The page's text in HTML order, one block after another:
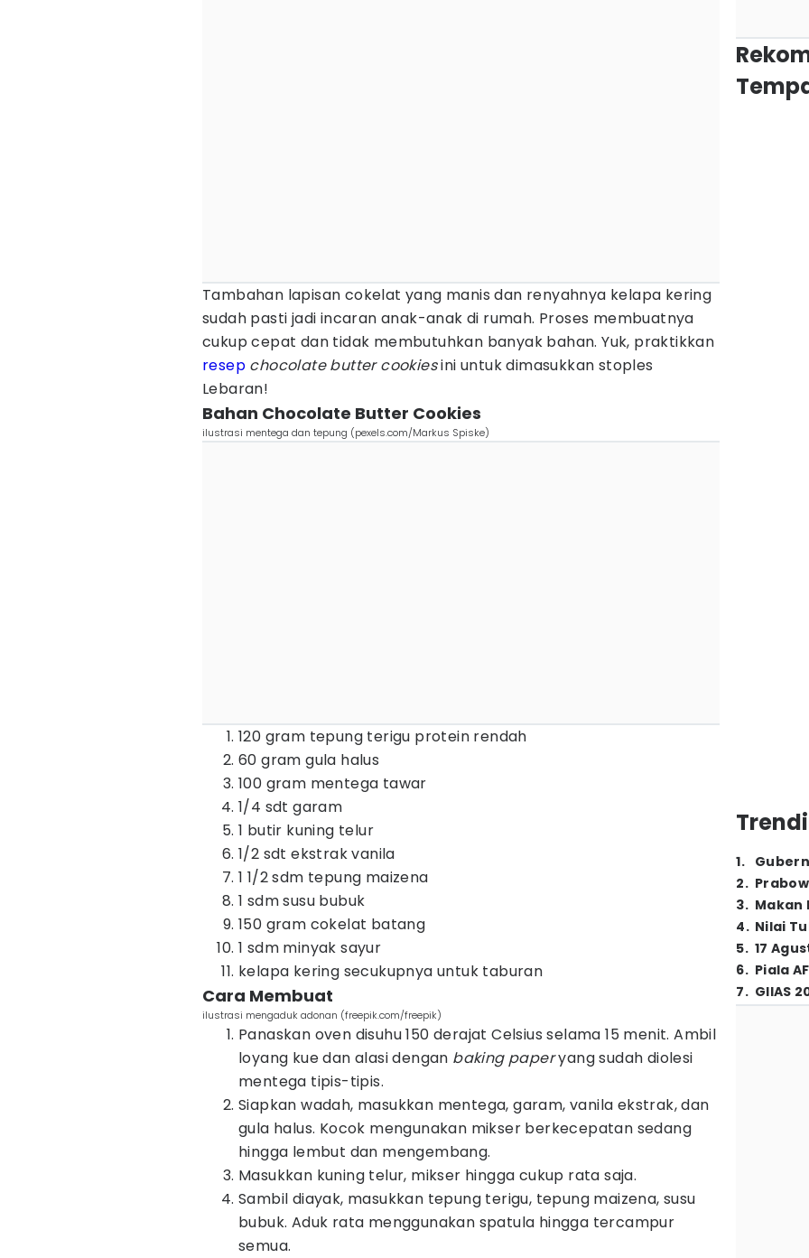
Tambahan lapisan cokelat yang manis dan renyahnya kelapa kering
sudah pasti jadi incaran anak-anak di rumah. Proses membuatnya
cukup cepat dan tidak membutuhkan banyak bahan. Yuk, praktikkan
resep chocolate butter cookiesini untuk dimasukkan stoples
Lebaran!
Bahan Chocolate Butter Cookies
ilustrasi mentega dan tepung (pexels.com/Markus Spiske)
120 gram tepung terigu protein rendah
60 gram gula halus
100 gram mentega tawar
1/4 sdt garam
1 butir kuning telur
1/2 sdt ekstrak vanila
1 1/2 sdm tepung maizena
1 sdm susu bubuk
150 gram cokelat batang
1 sdm minyak sayur
kelapa kering secukupnya untuk taburan
Cara Membuat
ilustrasi mengaduk adonan (freepik.com/freepik)
Panaskan oven disuhu 150 derajat Celsius selama 15 menit. Ambil
loyang kue dan alasi dengan baking paperyang sudah diolesi
mentega tipis-tipis.
Siapkan wadah, masukkan mentega, garam, vanila ekstrak, dan
gula halus. Kocok mengunakan mikser berkecepatan sedang
hingga lembut dan mengembang.
Masukkan kuning telur, mikser hingga cukup rata saja.
Sambil diayak, masukkan tepung terigu, tepung maizena, susu
bubuk. Aduk rata menggunakan spatula hingga tercampur
semua.
1.
2.
3. Makan
4. Nilai
5. 17
6. Piala
7. GIIAS